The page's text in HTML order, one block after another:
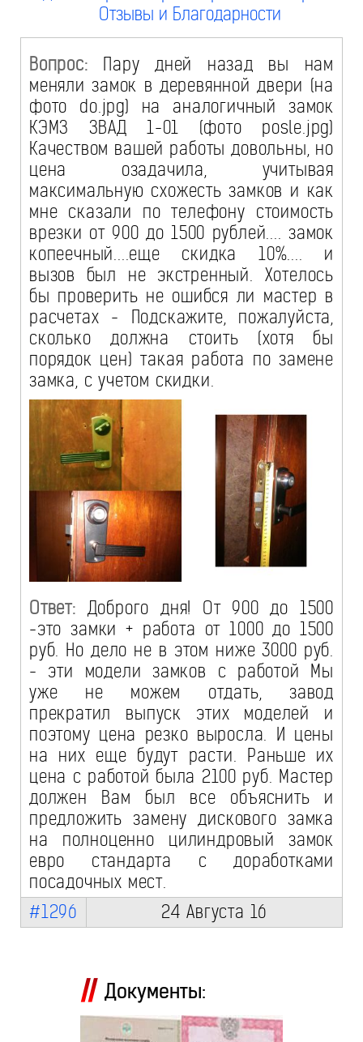
Отзывы и Благодарности
Вопрос: Пару дней назад вы нам
меняли замок в деревянной двери (на
фото do.jpg) на аналогичный замок
КЭМЗ ЗВАД 1-01 (фото posle.jpg)
Качеством вашей работы довольны, но
цена озадачила, учитывая
максимальную схожесть замков и как
мне сказали по телефону стоимость
врезки от 900 до 1500 рублей.... замок
копеечный....еще скидка 10%.... и
вызов был не экстренный. Хотелось
бы проверить не ошибся ли мастер в
расчетах - Подскажите, пожалуйста,
сколько должна стоить (хотя бы
порядок цен) такая работа по замене
замка, с учетом скидки.
Ответ: Доброго дня! От 900 до 1500
-это замки + работа от 1000 до 1500
руб. Но дело не в этом ниже 3000 руб.
- эти модели замков с работой Мы
уже не можем отдать, завод
прекратил выпуск этих моделей и
поэтому цена резко выросла. И цены
на них еще будут расти. Раньше их
цена с работой была 2100 руб. Мастер
должен Вам был все объяснить и
предложить замену дискового замка
на полноценно цилиндровый замок
евро стандарта с доработками
посадочных мест.
#1296
24 Августа 16
Документы: